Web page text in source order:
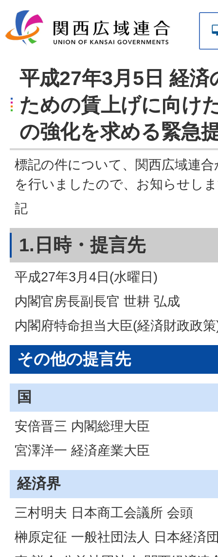
平成27年3月5日 経済
ための賃上げに向け
の強化を求める緊急
標記の件について、関西広域連
を行いましたので、お知らせし
記
1.日時・提言先
平成27年3月4日(水曜日)
内閣官房長副長官 世耕 弘成
内閣府特命担当大臣(経済財政政
その他の提言先
国
安倍晋三 内閣総理大臣
宮澤洋一 経済産業大臣
経済界
三村明夫 日本商工会議所 会頭
榊原定征 一般社団法人 日本経済